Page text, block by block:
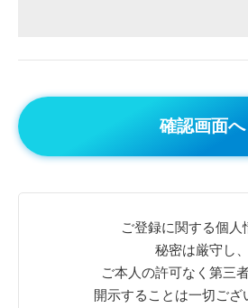
ご登録に関する個人
秘密は厳守し、
ご本人の許可なく第三
開示することは一切ござ